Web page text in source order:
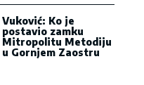
Vuković: Ko je
postavio zamku
Mitropolitu Metodiju
u Gornjem Zaostru